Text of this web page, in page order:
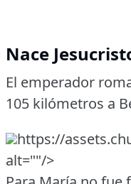
Nace
El emperador
105 kilómetros a
https://
alt=""/>